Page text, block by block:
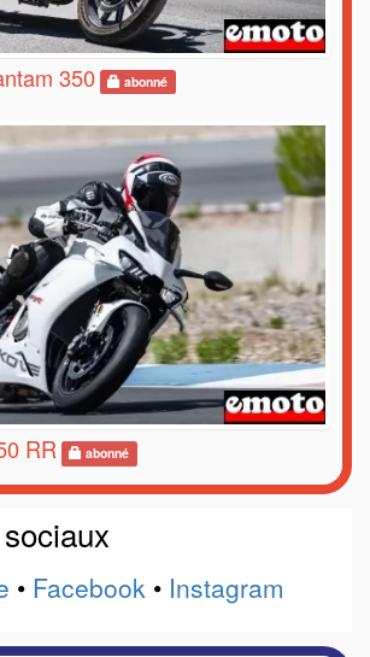
350 abonné
RR abonné
• Facebook • Instagram